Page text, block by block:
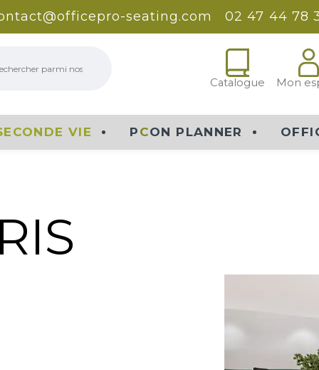
seating.com 02 47 44 78
Catalogue Mon
VIE P CON PLANNER